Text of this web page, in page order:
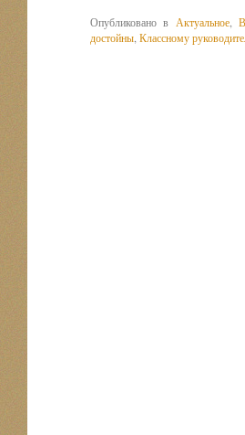
Опубликовано в Актуальное,
достойны Классному